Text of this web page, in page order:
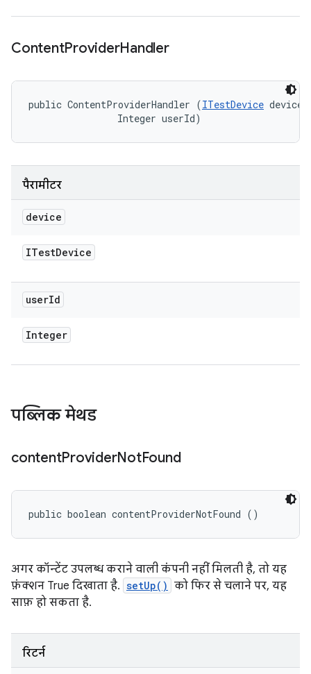
ContentProviderHandler
public ContentProviderHandler (ITestDevice
                Integer userId)
पैरामीटर
device
ITestDevice
userId
Integer
पब्लिक मेथड
contentProviderNotFound
public boolean contentProviderNotFound ()
अगर कॉन्टेंट उपलब्ध कराने वाली कंपनी नहीं मिलती है, तो यह
फ़ंक्शन True दिखाता है. setUp() को फिर से चलाने पर, यह
साफ़ हो सकता है.
रिटर्न